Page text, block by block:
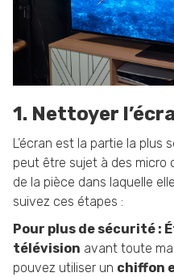
1. Nettoyer
L’écran est la partie la plus
peut être sujet à des micro
de la pièce dans laquelle
suivez ces étapes :
Pour plus de sécurité :
télévision avant toute
pouvez utiliser un chiffon